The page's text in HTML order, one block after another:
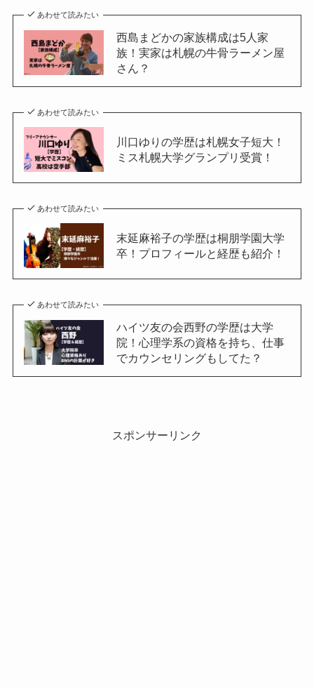
あわせて読みたい
西島まどかの家族構成は5人家
族！実家は札幌の牛骨ラーメン屋
さん？
あわせて読みたい
川口ゆりの学歴は札幌女子短大！
ミス札幌大学グランプリ受賞！
あわせて読みたい
末延麻裕子の学歴は桐朋学園大学
卒！プロフィールと経歴も紹介！
あわせて読みたい
ハイツ友の会西野の学歴は大学
院！心理学系の資格を持ち、仕事
でカウンセリングもしてた？
スポンサーリンク